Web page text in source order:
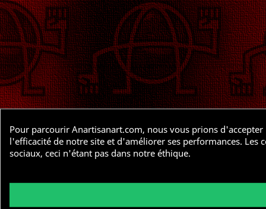
Pour parcourir Anartisanart.com, nous vous prions
l'efficacité de notre site et d'améliorer ses performances. Les
sociaux, ceci n'étant pas dans notre éthique.